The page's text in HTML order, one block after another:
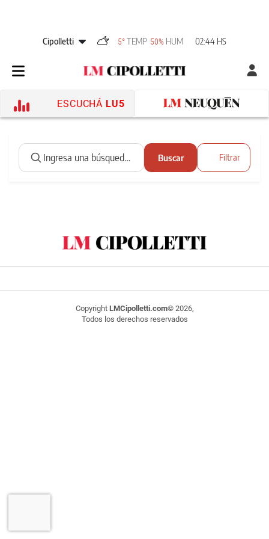
Cipolletti 5°TEMP 50% HUM 02:44 HS
ESCUCHÁ LU5
Buscar Filtrar
Copyright LMCipolletti.com© 2026,
Todos los derechos reservados